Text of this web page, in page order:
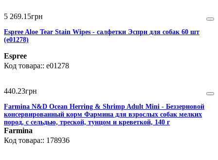
5 269.15грн
Espree Aloe Tear Stain Wipes - салфетки Эспри для собак 60 шт
(e01278)
Espree
e01278
440.23грн
Farmina N&D Ocean Herring & Shrimp Adult Mini - Беззерновой
консервированный корм Фармина для взрослых собак мелких
пород, с сельдью, треской, тунцом и креветкой, 140 г
Farmina
178936